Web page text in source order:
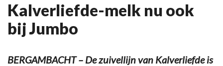
Kalverliefde-melk nu ook
bij Jumbo
BERGAMBACHT – De zuivellijn van Kalverliefde is